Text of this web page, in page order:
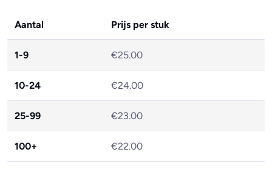
Aantal Prijs per stuk
1-9 €25.00
10-24 €24.00
25-99 €23.00
100+ €22.00